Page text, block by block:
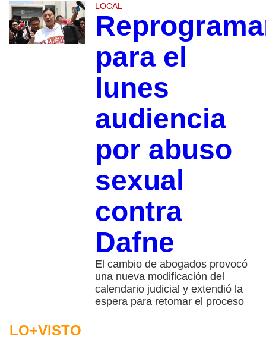
LOCAL
para el
lunes
audiencia
por abuso
sexual
contra
Dafne
El cambio de abogados provocó
una nueva modificación del
calendario judicial y extendió la
espera para retomar el proceso
LO+VISTO